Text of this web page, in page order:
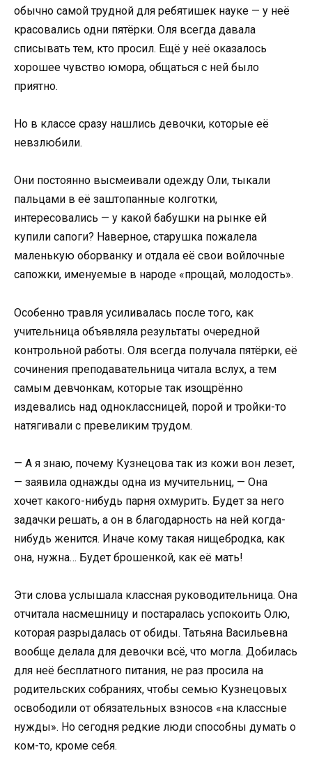
обычно самой трудной для ребятишек науке — у неё
красовались одни пятёрки. Оля всегда давала
списывать тем, кто просил. Ещё у неё оказалось
хорошее чувство юмора, общаться с ней было
приятно.
Но в классе сразу нашлись девочки, которые её
невзлюбили.
Они постоянно высмеивали одежду Оли, тыкали
пальцами в её заштопанные колготки,
интересовались — у какой бабушки на рынке ей
купили сапоги? Наверное, старушка пожалела
маленькую оборванку и отдала её свои войлочные
сапожки, именуемые в народе «прощай, молодость».
Особенно травля усиливалась после того, как
учительница объявляла результаты очередной
контрольной работы. Оля всегда получала пятёрки, её
сочинения преподавательница читала вслух, а тем
самым девчонкам, которые так изощрённо
издевались над одноклассницей, порой и тройки-то
натягивали с превеликим трудом.
— А я знаю, почему Кузнецова так из кожи вон лезет,
— заявила однажды одна из мучительниц, — Она
хочет какого-нибудь парня охмурить. Будет за него
задачки решать, а он в благодарность на ней когда-
нибудь женится. Иначе кому такая нищебродка, как
она, нужна… Будет брошенкой, как её мать!
Эти слова услышала классная руководительница. Она
отчитала насмешницу и постаралась успокоить Олю,
которая разрыдалась от обиды. Татьяна Васильевна
вообще делала для девочки всё, что могла. Добилась
для неё бесплатного питания, не раз просила на
родительских собраниях, чтобы семью Кузнецовых
освободили от обязательных взносов «на классные
нужды». Но сегодня редкие люди способны думать о
ком-то, кроме себя.